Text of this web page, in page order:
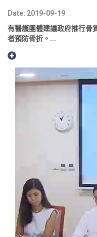
Date: 2019-09-19
有醫護團體建議政府推行骨
者預防骨折。...